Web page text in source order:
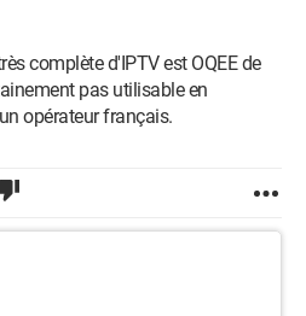
complète d'IPTV est OQEE de
pas utilisable en
opérateur français.